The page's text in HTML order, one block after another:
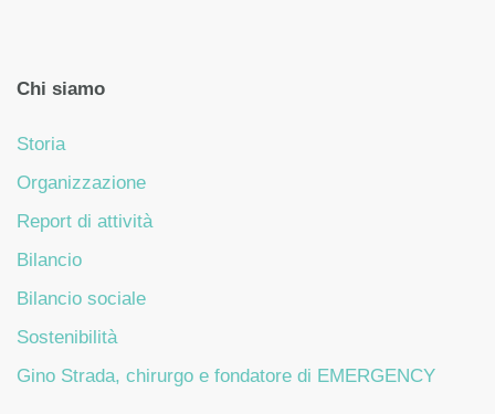
Chi siamo
Storia
Organizzazione
Report di attività
Bilancio
Bilancio sociale
Sostenibilità
Gino Strada, chirurgo e fondatore di EMERGENCY